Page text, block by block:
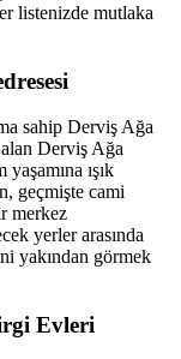
listenizde mutlaka
sahip Derviş Ağa
Derviş Ağa
ışık
geçmişte cami
merkez
yerler arasında
yakından görmek
Evleri